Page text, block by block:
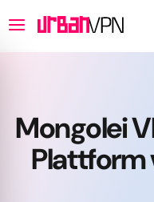
Mongolei
Plattform